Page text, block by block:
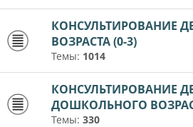
КОНСУЛЬТИРОВАНИЕ
ВОЗРАСТА (0-3)
Темы: 1014
КОНСУЛЬТИРОВАНИЕ
ДОШКОЛЬНОГО
Темы: 330